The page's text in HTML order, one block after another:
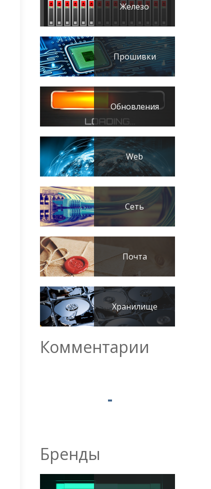
Железо
Прошивки
Обновления
Web
Сеть
Почта
Хранилище
Комментарии
Бренды